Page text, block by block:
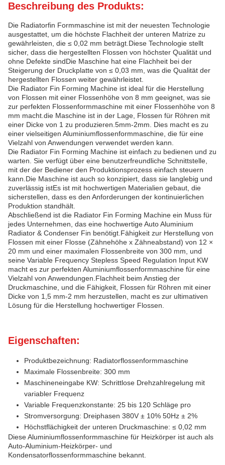
Beschreibung des Produkts:
Die Radiatorfin Formmaschine ist mit der neuesten Technologie
ausgestattet, um die höchste Flachheit der unteren Matrize zu
gewährleisten, die ≤ 0,02 mm beträgt.Diese Technologie stellt
sicher, dass die hergestellten Flossen von höchster Qualität und
ohne Defekte sindDie Maschine hat eine Flachheit bei der
Steigerung der Druckplatte von ≤ 0,03 mm, was die Qualität der
hergestellten Flossen weiter gewährleistet.
Die Radiator Fin Forming Machine ist ideal für die Herstellung
von Flossen mit einer Flossenhöhe von 8 mm geeignet, was sie
zur perfekten Flossenformmaschine mit einer Flossenhöhe von 8
mm macht.die Maschine ist in der Lage, Flossen für Röhren mit
einer Dicke von 1 zu produzieren.5mm-2mm. Dies macht es zu
einer vielseitigen Aluminiumflossenformmaschine, die für eine
Vielzahl von Anwendungen verwendet werden kann.
Die Radiator Fin Forming Machine ist einfach zu bedienen und zu
warten. Sie verfügt über eine benutzerfreundliche Schnittstelle,
mit der der Bediener den Produktionsprozess einfach steuern
kann.Die Maschine ist auch so konzipiert, dass sie langlebig und
zuverlässig istEs ist mit hochwertigen Materialien gebaut, die
sicherstellen, dass es den Anforderungen der kontinuierlichen
Produktion standhält.
Abschließend ist die Radiator Fin Forming Machine ein Muss für
jedes Unternehmen, das eine hochwertige Auto Aluminium
Radiator & Condenser Fin benötigt.Fähigkeit zur Herstellung von
Flossen mit einer Flosse (Zähnehöhe x Zähneabstand) von 12 ×
20 mm und einer maximalen Flossenbreite von 300 mm, und
seine Variable Frequency Stepless Speed Regulation Input KW
macht es zur perfekten Aluminiumflossenformmaschine für eine
Vielzahl von Anwendungen.Flachheit beim Anstieg der
Druckmaschine, und die Fähigkeit, Flossen für Röhren mit einer
Dicke von 1,5 mm-2 mm herzustellen, macht es zur ultimativen
Lösung für die Herstellung hochwertiger Flossen.
Eigenschaften:
Produktbezeichnung: Radiatorflossenformmaschine
Maximale Flossenbreite: 300 mm
Maschineneingabe KW: Schrittlose Drehzahlregelung mit
variabler Frequenz
Variable Frequenzkonstante: 25 bis 120 Schläge pro
Stromversorgung: Dreiphasen 380V ± 10% 50Hz ± 2%
Höchstflächigkeit der unteren Druckmaschine: ≤ 0,02 mm
Diese Aluminiumflossenformmaschine für Heizkörper ist auch als
Auto-Aluminium-Heizkörper- und
Kondensatorflossenformmaschine bekannt.